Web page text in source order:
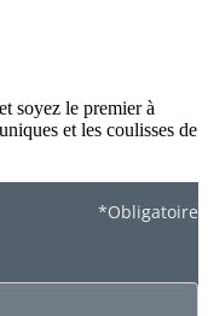
soyez le premier à
et les coulisses de
*Obligatoire